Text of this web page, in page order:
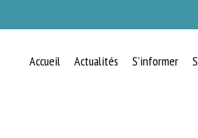
Accueil Actualités S’informer